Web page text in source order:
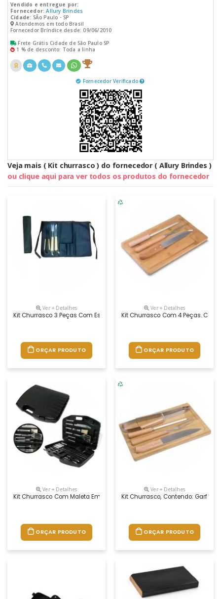
Vendido e entregue por:
Fornecedor: Allury Brindes
Cidade: SÃo Paulo - SP
Atendemos em todo Brasil
Fornecedor Bríndice desde: 09/06/2010
Frete Grátis Cidade de São Paulo SP
1 % de desconto: Toda a linha
Fornecedor Verificado
Veja mais ( Kit churrasco ) do fornecedor ( Allury Brindes )
ou clique aqui para ver todos os produtos do fornecedor
Ver + Detalhes
Kit Churrasco 3 Peças Com Estojo Preto Que Serve Como Avental De
ORÇAR PRODUTO
Ver + Detalhes
Kit Churrasco Com 4 Peças.
ORÇAR PRODUTO
Ver + Detalhes
Kit Churrasco Com Maleta Em Plástico E 18 Peças Inox Com Cabo
ORÇAR PRODUTO
Ver + Detalhes
Kit Churrasco, Contendo: Garfo
ORÇAR PRODUTO